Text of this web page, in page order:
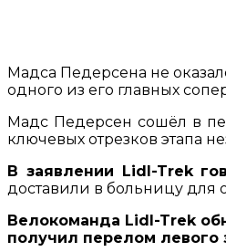
Мадса Педерсена не
одного из его главных
Мадс Педерсен сошёл в
ключевых отрезков этапа
В заявлении Lidl-Trek
доставили в больницу для
Велокоманда Lidl-Trek
получил перелом левого